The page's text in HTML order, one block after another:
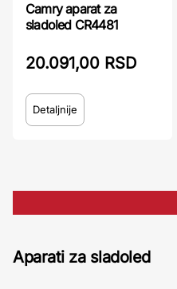
Camry aparat za
sladoled CR4481
20.091,00 RSD
Detaljnije
Aparati za sladoled